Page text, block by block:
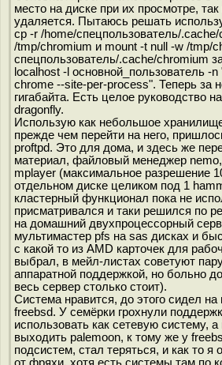
место на диске при их просмотре,
удаляется. Пытаюсь решать
cp -r /home/спецпользователь/
/tmp/chromium и mount -t null -w /tmp/
спецпользователь/.cache/chromium
localhost -l основной_пользователь -
chrome --site-per-process". Теперь за
гигабайта. Есть целое руководство
dragonfly.
Использую как небольшое
прежде чем перейти на него,
proftpd. Это для дома, и здесь же
материал, файловый менеджер
mplayer (максимальное разрешение
отдельном диске целиком под 1
кластерный функционал пока не
присматривался и таки решился по
на домашний двухпроцессорный
мультимастер pfs на sas дисках и
с какой то из AMD карточек для
выбрал, в мейл-листах советуют
аппаратной поддержкой, но больно
весь сервер столько стоит).
Система нравится, до этого сидел на
freebsd. У семёрки грохнули
использовать как сетевую систему,
выходить palemoon, к тому же у
подсистем, стал теряться, и как то я